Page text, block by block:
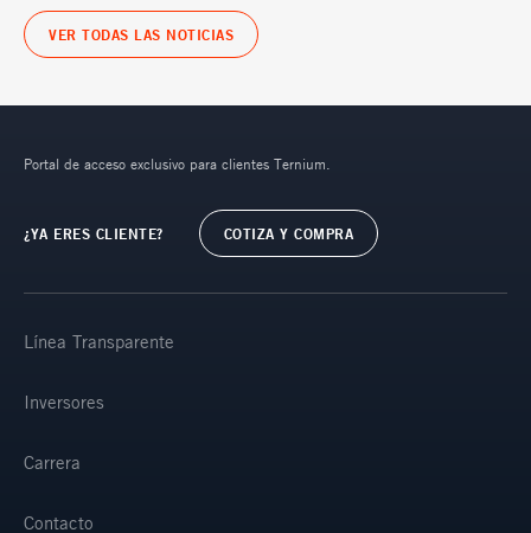
VER TODAS LAS NOTICIAS
Portal de acceso exclusivo para clientes Ternium.
¿YA ERES CLIENTE? COTIZA Y COMPRA
Línea Transparente
Inversores
Carrera
Contacto